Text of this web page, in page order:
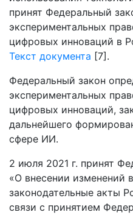
принят Федеральный
экспериментальных
цифровых инноваций в
Текст документа [7].
Федеральный закон
экспериментальных
цифровых инноваций,
дальнейшего
сфере ИИ.
2 июля 2021 г. принят
«О внесении изменений
законодательные акты
связи с принятием